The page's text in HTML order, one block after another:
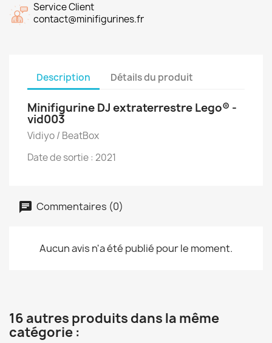
Service Client
contact@minifigurines.fr
Description Détails du produit
Minifigurine DJ extraterrestre Lego® -
vid003
Vidiyo / BeatBox
Date de sortie : 2021
Commentaires (0)
Aucun avis n'a été publié pour le moment.
16 autres produits dans la même
catégorie :